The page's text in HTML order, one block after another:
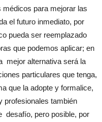
médicos para mejorar las
el futuro inmediato, por
pueda ser reemplazado
que podemos aplicar; en
mejor alternativa será la
particulares que tenga,
que la adopte y formalice,
profesionales también
desafío, pero posible, por